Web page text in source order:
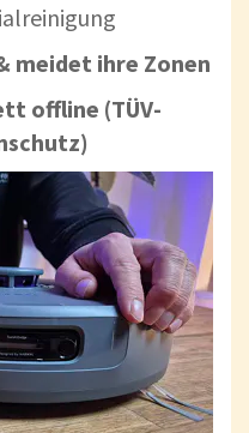
meidet ihre Zonen
offline (TÜV-